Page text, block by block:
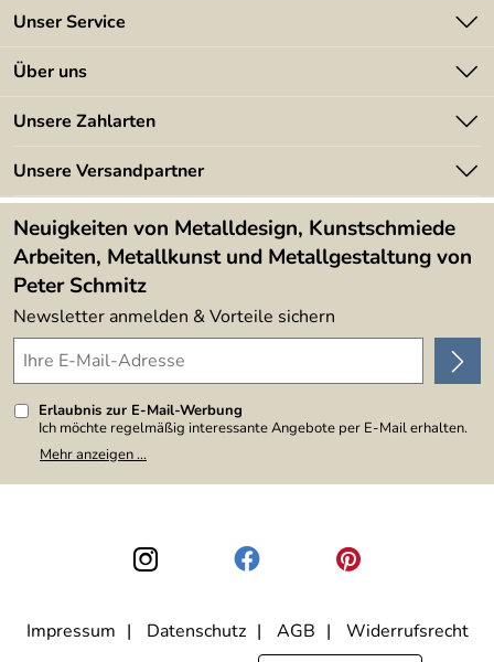
Unser Service
Kontakt
Kundeninformationen
Newsletter
Lieferbedingungen
Über uns
Angebote
Kundenbewertungen (394)
4,9/5
Unsere Zahlarten
Unsere Versandpartner
Neuigkeiten von Metalldesign, Kunstschmiede
Arbeiten, Metallkunst und Metallgestaltung von
Peter Schmitz
Newsletter anmelden & Vorteile sichern
Erlaubnis zur E-Mail-Werbung
Ich möchte regelmäßig interessante Angebote per E-Mail erhalten.
Meine E-Mail-Adresse wird nicht an andere Unternehmen
weitergegeben. Zu statistischen Zwecken wird in anonymer Form
den Link "Abmelden" am Ende des Newsletters anklicke. Die
Datenschutzerklärung
habe ich zur Kenntnis genommen.
Mehr anzeigen ...
Impressum Datenschutz AGB
Widerrufsrecht